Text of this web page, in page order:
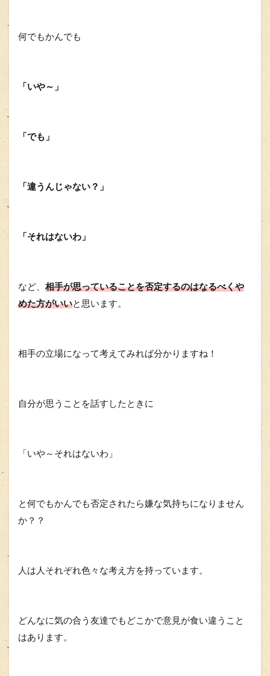
何でもかんでも
「いや～」
「でも」
「違うんじゃない？」
「それはないわ」
など、 相手が思っていることを否定するのはなるべくや
めた方がいいと思います。
相手の立場になって考えてみれば分かりますね！
自分が思うことを話すしたときに
「いや～それはないわ」
と何でもかんでも否定されたら嫌な気持ちになりません
か？？
人は人それぞれ色々な考え方を持っています。
どんなに気の合う友達でもどこかで意見が食い違うこと
はあります。